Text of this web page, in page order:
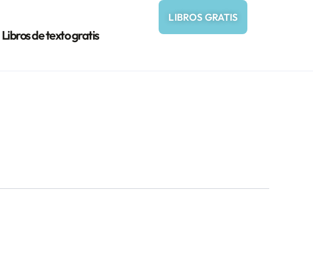
Libros de texto gratis
LIBROS GRATIS